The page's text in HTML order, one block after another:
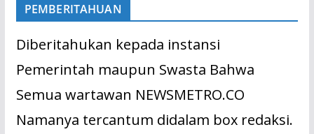
PEMBERITAHUAN
Diberitahukan kepada instansi
Pemerintah maupun Swasta Bahwa
Semua wartawan NEWSMETRO.CO
Namanya tercantum didalam box redaksi.